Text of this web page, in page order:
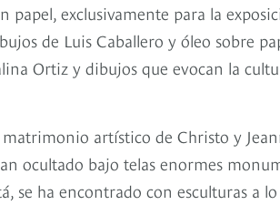
papel, exclusivamente para la
de Luis Caballero y óleo sobre
Ortiz y dibujos que evocan la
artístico de Christo y
ocultado bajo telas enormes
se ha encontrado con esculturas a